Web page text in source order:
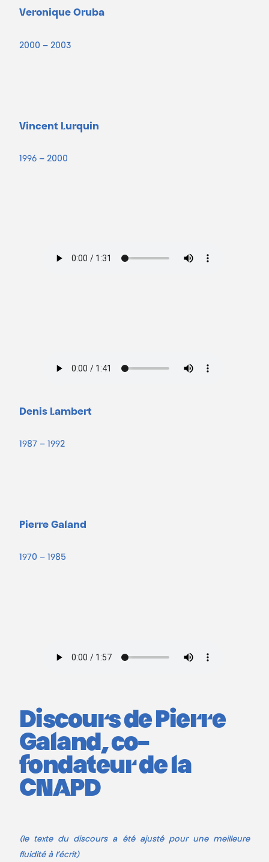
Veronique Oruba
2000 – 2003
Vincent Lurquin
1996 – 2000
Denis Lambert
1987 – 1992
Pierre Galand
1970 – 1985
Discours de Pierre
Galand, co-
fondateur de la
CNAPD
(le texte du discours a été ajusté pour une meilleure
fluidité à l’écrit)